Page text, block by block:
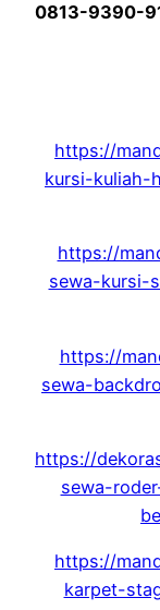
0813-9390-
https://
kursi-kuliah-
https://
sewa-kursi-
https://
sewa-
https://
sewa-
https://
karpet-